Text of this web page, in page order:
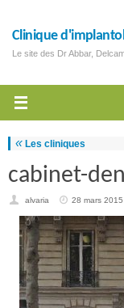
Clinique
Le site des Dr Abbar,
« Les cliniques
cabinet-
alvaria 28 mars 2015